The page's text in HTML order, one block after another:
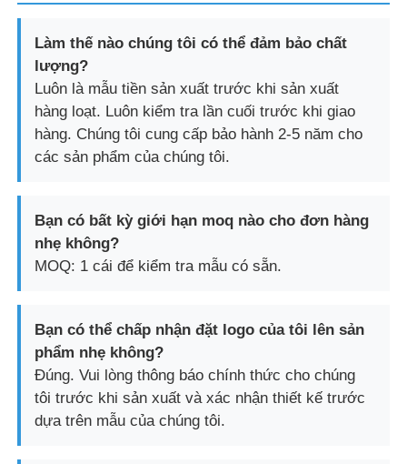
Làm thế nào chúng tôi có thể đảm bảo chất
lượng?
Luôn là mẫu tiền sản xuất trước khi sản xuất
hàng loạt. Luôn kiểm tra lần cuối trước khi giao
hàng. Chúng tôi cung cấp bảo hành 2-5 năm cho
các sản phẩm của chúng tôi.
Bạn có bất kỳ giới hạn moq nào cho đơn hàng
nhẹ không?
MOQ: 1 cái để kiểm tra mẫu có sẵn.
Bạn có thể chấp nhận đặt logo của tôi lên sản
phẩm nhẹ không?
Đúng. Vui lòng thông báo chính thức cho chúng
tôi trước khi sản xuất và xác nhận thiết kế trước
dựa trên mẫu của chúng tôi.